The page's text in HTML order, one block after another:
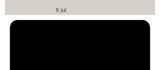
9 jul